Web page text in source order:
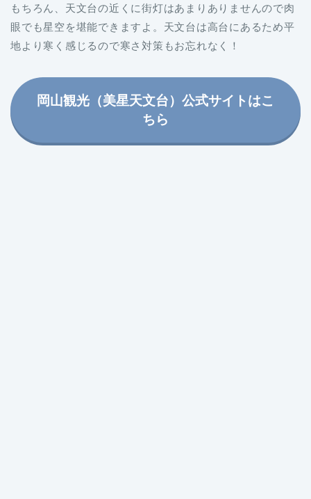
もちろん、天文台の近くに街灯はあまりありませんので肉
眼でも星空を堪能できますよ。天文台は高台にあるため平
地より寒く感じるので寒さ対策もお忘れなく！
岡山観光（美星天文台）公式サイトはこ
ちら